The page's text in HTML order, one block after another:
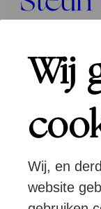
Wij
Wij, en
website
Over